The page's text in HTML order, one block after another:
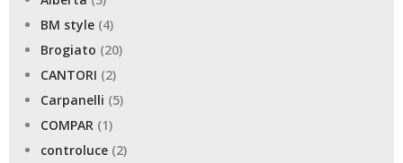
BM style (4)
Brogiato (20)
CANTORI (2)
Carpanelli (5)
COMPAR (1)
controluce (2)